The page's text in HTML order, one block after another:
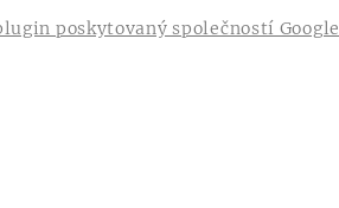
poskytovaný společností Google